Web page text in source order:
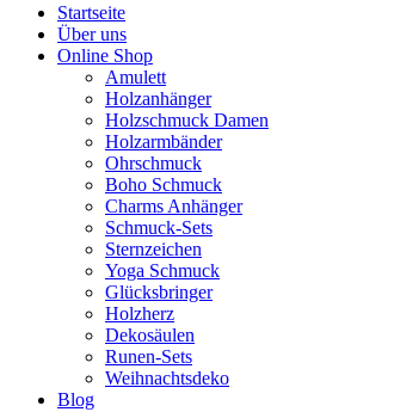
Startseite
Über uns
Online Shop
Amulett
Holzanhänger
Holzschmuck Damen
Holzarmbänder
Ohrschmuck
Boho Schmuck
Charms Anhänger
Schmuck-Sets
Sternzeichen
Yoga Schmuck
Glücksbringer
Holzherz
Dekosäulen
Runen-Sets
Weihnachtsdeko
Blog